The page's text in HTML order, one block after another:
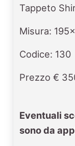
Tappeto
Misura:
Codice: 130
Prezzo €
Eventuali
sono da